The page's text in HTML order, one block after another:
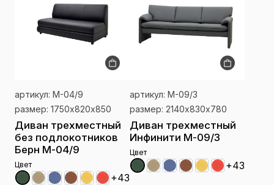
артикул: М-04/9
размер: 1750х820х850
Диван трехместный
без подлокотников
Берн М-04/9
Цвет
+43
артикул: М-09/3
размер: 2140х830х780
Диван трехместный
Инфинити М-09/3
Цвет
+43